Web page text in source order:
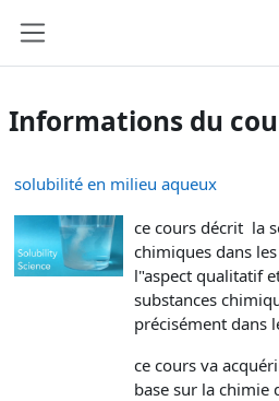
Informations du
solubilité en milieu aqueux
ce cours décrit la
chimiques dans
l"aspect qualitatif
substances
précisément dans
ce cours va
base sur la chimie